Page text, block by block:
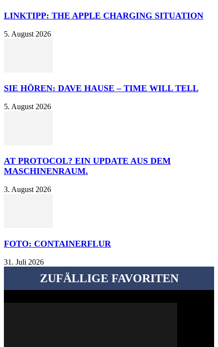
LINKTIPP: THE APPLE CHARGING SITUATION
5. August 2026
SIE HÖREN: DAVE HAUSE – TIME WILL TELL
5. August 2026
AT PROTOCOL? EIN UPDATE AUS DEM
MASCHINENRAUM.
3. August 2026
FOTO: CONTAINERFLUR
31. Juli 2026
ZUFÄLLIGE FAVORITEN